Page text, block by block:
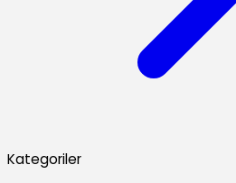
Kategoriler